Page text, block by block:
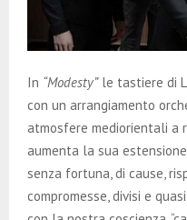
In “Modesty”le tastiere di
con un arrangiamento
atmosfere mediorientali a
aumenta la sua
senza fortuna, di cause,
compromesse, divisi e